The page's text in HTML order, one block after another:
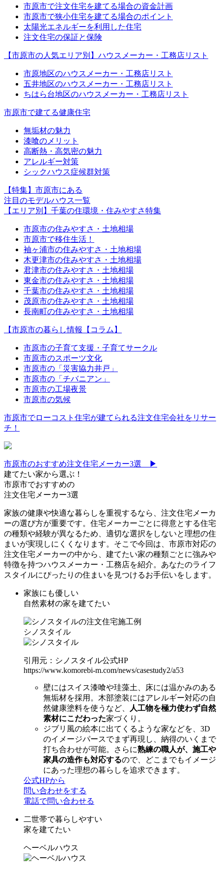
市原市で注文住宅を建てる場合の資金計画
市原市で狭小住宅を建てる場合のポイント
太陽光エネルギーを利用した住宅
注文住宅の保証と保険
【市原市の人気エリア別】ハウスメーカー・工務店リスト
市原地区のハウスメーカー・工務店リスト
五井地区のハウスメーカー・工務店リスト
ちはら台地区のハウスメーカー・工務店リスト
市原市で建てる健康住宅
無垢材の魅力
漆喰のメリット
高断熱・高気密の魅力
アレルギー対策
シックハウス症候群対策
【特集】市原市にある
注目のモデルハウス一覧
【エリア別】千葉の住環境・住みやすさ特集
市原市の住みやすさ・土地相場
市原市で移住生活！
袖ヶ浦市の住みやすさ・土地相場
木更津市の住みやすさ・土地相場
君津市の住みやすさ・土地相場
東金市の住みやすさ・土地相場
千葉市の住みやすさ・土地相場
茂原市の住みやすさ・土地相場
長南町の住みやすさ・土地相場
【市原市の暮らし情報【コラム】
市原市の子育て支援・子育てサークル
市原市のスポーツ文化
市原市の「災害協力井戸」
市原市の「チバニアン」
市原市の工場夜景
市原市の気候
市原市でローコスト住宅が建てられる注文住宅会社をリサー
チ！
市原市のおすすめ注文住宅メーカー3選 ▶
建てたい家から選ぶ！
市原市でおすすめの
注文住宅メーカー3選
家族の健康や快適な暮らしを重視するなら、注文住宅メーカ
ーの選び方が重要です。住宅メーカーごとに得意とする住宅
の種類や経験が異なるため、適切な選択をしないと理想の住
まいが実現しにくくなります。そこで今回は、市原市対応の
注文住宅メーカーの中から、建てたい家の種類ごとに強みや
特徴を持つハウスメーカー・工務店を紹介。あなたのライフ
スタイルにぴったりの住まいを見つけるお手伝いをします。
家族にも優しい
自然素材の家を建てたい
シノスタイル
引用元：シノスタイル公式HP
https://www.komorebi-m.com/news/casestudy2/a53
壁にはスイス漆喰や珪藻土、床には温かみのある
無垢材を採用。木部塗装にはアレルギー対応の自
然健康塗料を使うなど、
人工物を極力使わず自然
素材にこだわった家づくり。
ジブリ風の絵本に出てくるような家などを、3D
のイメージパースでまず再現し、納得のいくまで
打ち合わせが可能。さらに熟練の職人が、施工や
家具の造作も対応するので、どこまでもイメージ
にあった理想の暮らしを追求できます。
公式HPから
問い合わせをする
電話で問い合わせる
二世帯で暮らしやすい
家を建てたい
ヘーベルハウス